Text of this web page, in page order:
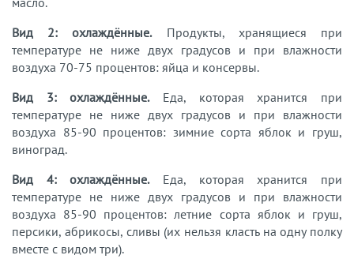
Вид 2: охлаждённые.Продукты, хранящиеся при
температуре не ниже двух градусов и при влажности
воздуха 70-75 процентов: яйца и консервы.
Вид 3: охлаждённые.Еда, которая хранится при
температуре не ниже двух градусов и при влажности
воздуха 85-90 процентов: зимние сорта яблок и груш,
виноград.
Вид 4: охлаждённые.Еда, которая хранится при
температуре не ниже двух градусов и при влажности
воздуха 85-90 процентов: летние сорта яблок и груш,
персики, абрикосы, сливы (их нельзя класть на одну полку
вместе с видом три).